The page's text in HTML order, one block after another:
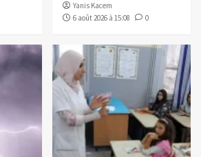
Yanis Kacem
6 août 2026 à 15:08
0